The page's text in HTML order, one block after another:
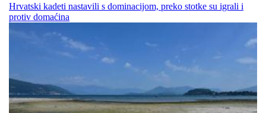
Hrvatski kadeti nastavili s dominacijom, preko stotke su igrali i
protiv domaćina